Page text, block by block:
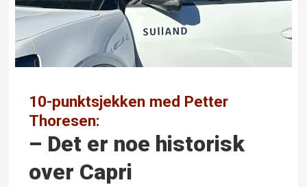
10-punktsjekken med Petter
Thoresen:
– Det er noe historisk
over Capri